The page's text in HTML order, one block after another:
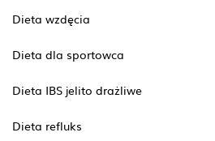
Dieta wzdęcia
Dieta dla sportowca
Dieta IBS jelito drażliwe
Dieta refluks